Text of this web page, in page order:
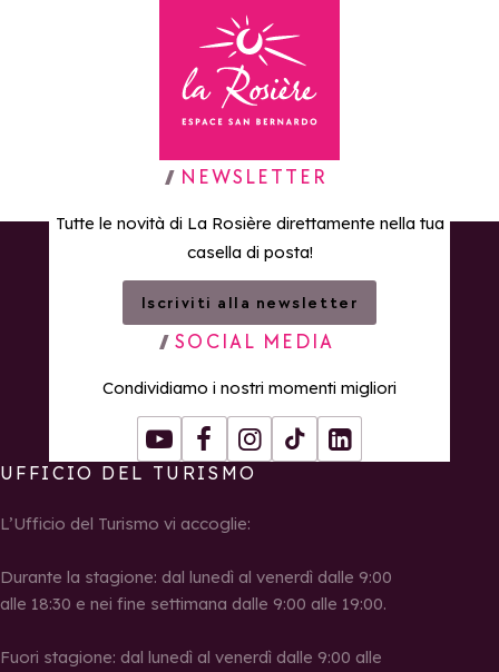
Torna alla home page
NEWSLETTER
Tutte le novità di La Rosière direttamente nella tua
casella di posta!
Iscriviti alla newsletter
SOCIAL MEDIA
Condividiamo i nostri momenti migliori
YoutubeFacebookInstagram
Tiktok LinkedIn
UFFICIO DEL TURISMO
L’Ufficio del Turismo vi accoglie:
Durante la stagione: dal lunedì al venerdì dalle 9:00
alle 18:30 e nei fine settimana dalle 9:00 alle 19:00.
Fuori stagione: dal lunedì al venerdì dalle 9:00 alle